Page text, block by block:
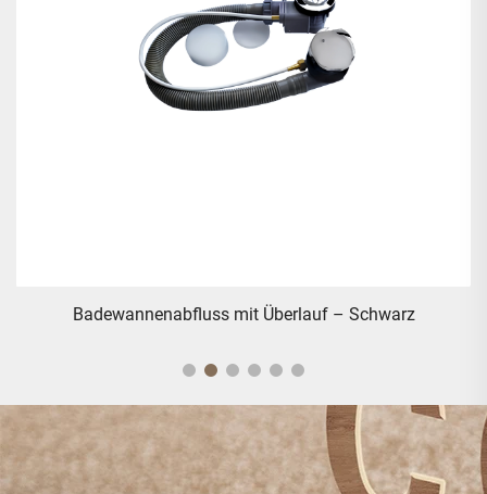
Runder Badewannenabfluss mit Überlauf